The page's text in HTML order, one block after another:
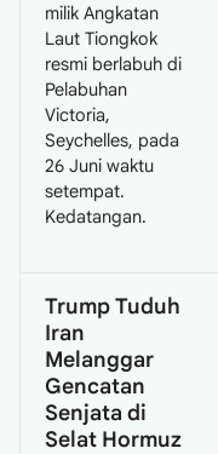
milik Angkatan
Laut Tiongkok
resmi berlabuh di
Pelabuhan
Victoria,
Seychelles, pada
26 Juni waktu
setempat.
Kedatangan.
Trump Tuduh
Iran
Melanggar
Gencatan
Senjata di
Selat Hormuz